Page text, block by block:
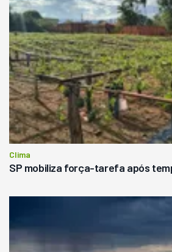
Clima
SP mobiliza força-tarefa após